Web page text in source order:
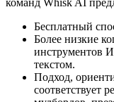
Бесплатный
Более низкие
инструментов
текстом.
Подход,
соответствует